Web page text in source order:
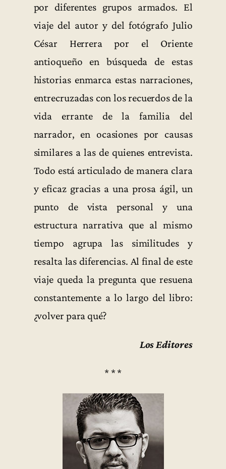
por diferentes grupos armados. El
viaje del autor y del fotógrafo Julio
César Herrera por el Oriente
antioqueño en búsqueda de estas
historias enmarca estas narraciones,
entrecruzadas con los recuerdos de la
vida errante de la familia del
narrador, en ocasiones por causas
similares a las de quienes entrevista.
Todo está articulado de manera clara
y eficaz gracias a una prosa ágil, un
punto de vista personal y una
estructura narrativa que al mismo
tiempo agrupa las similitudes y
resalta las diferencias. Al final de este
viaje queda la pregunta que resuena
constantemente a lo largo del libro:
¿volver para qué?
Los Editores
* * *